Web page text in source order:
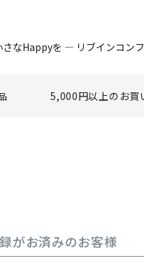
さなHappyを ― リブインコン
5,000円以上のお買
がお済みのお客様